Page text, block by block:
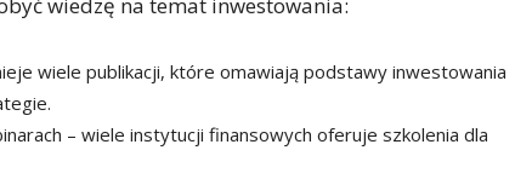
wiele publikacji, które omawiają podstawy inwestowania
– wiele instytucji finansowych oferuje szkolenia dla